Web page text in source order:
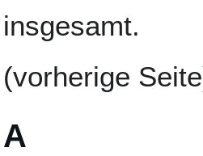
insgesamt.
(vorherige
A